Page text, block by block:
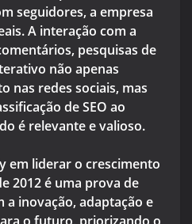
seguidores, a empresa
A interação com a
pesquisas de
não apenas
nas redes sociais, mas
de SEO ao
é relevante e valioso.
em liderar o crescimento
2012 é uma prova de
inovação, adaptação e